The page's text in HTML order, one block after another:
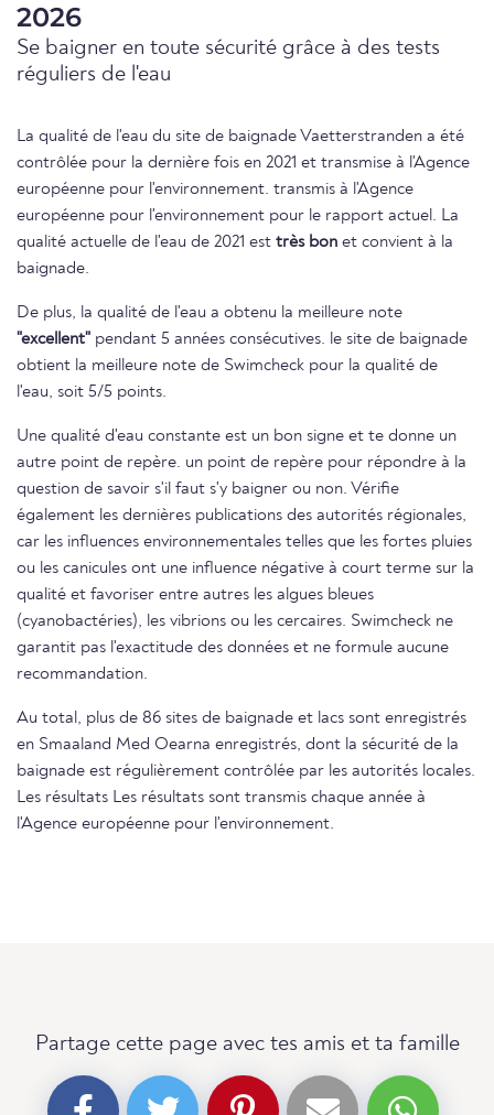
2026
Se baigner en toute sécurité grâce à des tests
réguliers de l'eau
La qualité de l'eau du site de baignade Vaetterstranden a été
contrôlée pour la dernière fois en 2021 et transmise à l'Agence
européenne pour l'environnement. transmis à l'Agence
européenne pour l'environnement pour le rapport actuel. La
qualité actuelle de l'eau de 2021 est très bon et convient à la
baignade.
De plus, la qualité de l'eau a obtenu la meilleure note
"excellent" pendant 5 années consécutives. le site de baignade
obtient la meilleure note de Swimcheck pour la qualité de
l'eau, soit 5/5 points.
Une qualité d'eau constante est un bon signe et te donne un
autre point de repère. un point de repère pour répondre à la
question de savoir s'il faut s'y baigner ou non. Vérifie
également les dernières publications des autorités régionales,
car les influences environnementales telles que les fortes pluies
ou les canicules ont une influence négative à court terme sur la
qualité et favoriser entre autres les algues bleues
(cyanobactéries), les vibrions ou les cercaires. Swimcheck ne
garantit pas l'exactitude des données et ne formule aucune
recommandation.
Au total, plus de 86 sites de baignade et lacs sont enregistrés
en Smaaland Med Oearna enregistrés, dont la sécurité de la
baignade est régulièrement contrôlée par les autorités locales.
Les résultats Les résultats sont transmis chaque année à
l'Agence européenne pour l'environnement.
Partage cette page avec tes amis et ta famille